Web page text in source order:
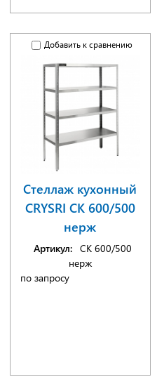
Добавить к сравнению
Стеллаж кухонный
CRYSRI СК 600/500
нерж
Артикул: СК 600/500
нерж
по запросу